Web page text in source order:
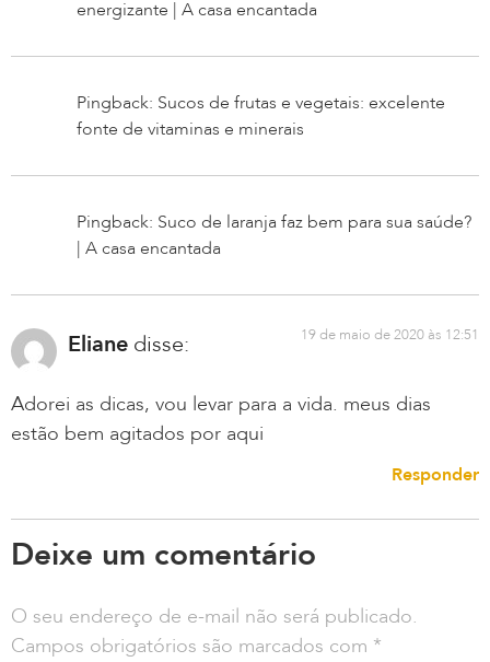
energizante | A casa encantada
Pingback: Sucos de frutas e vegetais: excelente
fonte de vitaminas e minerais
Pingback: Suco de laranja faz bem para sua saúde?
| A casa encantada
Eliane disse: 19 de maio de 2020 às 12:51
Adorei as dicas, vou levar para a vida. meus dias
estão bem agitados por aqui
Responder
Deixe um comentário
O seu endereço de e-mail não será publicado.
Campos obrigatórios são marcados com *